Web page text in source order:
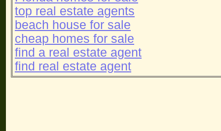
top real estate agents
beach house for sale
cheap homes for sale
find a real estate agent
find real estate agent